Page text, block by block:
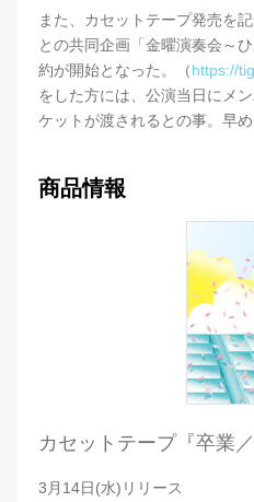
また、カセットテープ発売を
との共同企画「金曜演奏会～
約が開始となった。（https://
をした方には、公演当日にメ
ケットが渡されるとの事。早
商品情報
カセットテープ『卒業
3月14日(水)リリース